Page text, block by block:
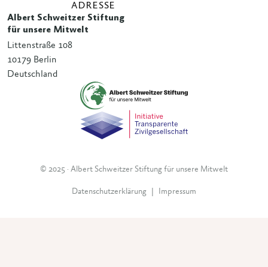
ADRESSE
Albert Schweitzer Stiftung
für unsere Mitwelt
Littenstraße 108
10179 Berlin
Deutschland
© 2025 · Albert Schweitzer Stiftung für unsere Mitwelt
Datenschutzerklärung Impressum